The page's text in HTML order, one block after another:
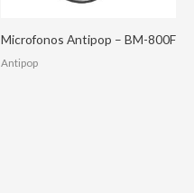
Microfonos Antipop – BM-800F
Antipop